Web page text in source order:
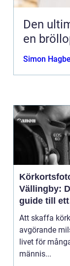
Den
en
Simon
Vällingby:
guide till ett
perfekt foto
Att skaffa
avgörande
livet för
männis...